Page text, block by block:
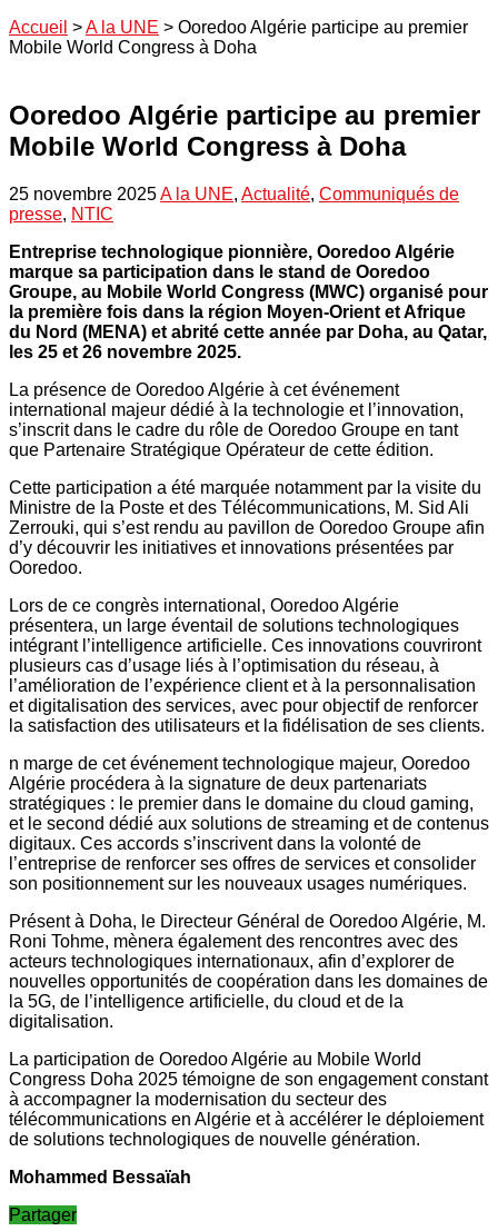
Accueil >A la UNE > Ooredoo Algérie participe au premier
Mobile World Congress à Doha
Ooredoo Algérie participe au premier
Mobile World Congress à Doha
25 novembre 2025A la UNE, Actualité, Communiqués de
presse, NTIC
Entreprise technologique pionnière, Ooredoo Algérie
marque sa participation dans le stand de Ooredoo
Groupe, au Mobile World Congress (MWC) organisé pour
la première fois dans la région Moyen-Orient et Afrique
du Nord (MENA) et abrité cette année par Doha, au Qatar,
les 25 et 26 novembre 2025.
La présence de Ooredoo Algérie à cet événement
international majeur dédié à la technologie et l’innovation,
s’inscrit dans le cadre du rôle de Ooredoo Groupe en tant
que Partenaire Stratégique Opérateur de cette édition.
Cette participation a été marquée notamment par la visite du
Ministre de la Poste et des Télécommunications, M. Sid Ali
Zerrouki, qui s’est rendu au pavillon de Ooredoo Groupe afin
d’y découvrir les initiatives et innovations présentées par
Ooredoo.
Lors de ce congrès international, Ooredoo Algérie
présentera, un large éventail de solutions technologiques
intégrant l’intelligence artificielle. Ces innovations couvriront
plusieurs cas d’usage liés à l’optimisation du réseau, à
l’amélioration de l’expérience client et à la personnalisation
et digitalisation des services, avec pour objectif de renforcer
la satisfaction des utilisateurs et la fidélisation de ses clients.
n marge de cet événement technologique majeur, Ooredoo
Algérie procédera à la signature de deux partenariats
stratégiques : le premier dans le domaine du cloud gaming,
et le second dédié aux solutions de streaming et de contenus
digitaux. Ces accords s’inscrivent dans la volonté de
l’entreprise de renforcer ses offres de services et consolider
son positionnement sur les nouveaux usages numériques.
Présent à Doha, le Directeur Général de Ooredoo Algérie, M.
Roni Tohme, mènera également des rencontres avec des
acteurs technologiques internationaux, afin d’explorer de
nouvelles opportunités de coopération dans les domaines de
la 5G, de l’intelligence artificielle, du cloud et de la
digitalisation.
La participation de Ooredoo Algérie au Mobile World
Congress Doha 2025 témoigne de son engagement constant
à accompagner la modernisation du secteur des
télécommunications en Algérie et à accélérer le déploiement
de solutions technologiques de nouvelle génération.
Mohammed Bessaïah
Partager